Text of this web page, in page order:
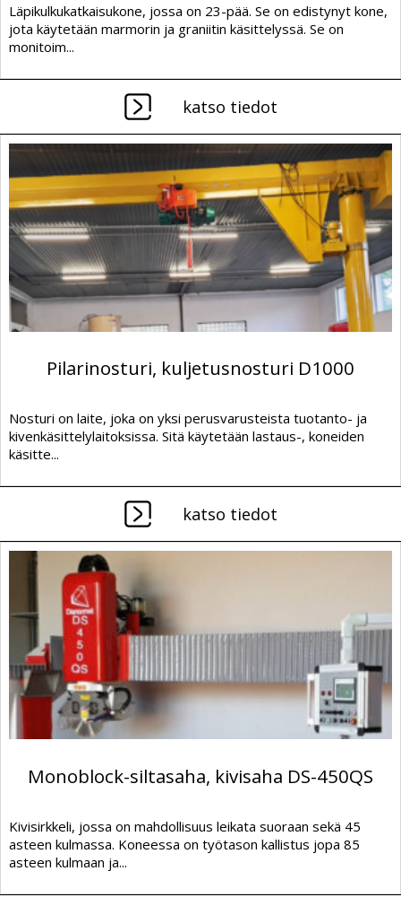
Läpikulkukatkaisukone, jossa on 23-pää. Se on edistynyt kone,
jota käytetään marmorin ja graniitin käsittelyssä. Se on
monitoim...
katso tiedot
Pilarinosturi, kuljetusnosturi D1000
Nosturi on laite, joka on yksi perusvarusteista tuotanto- ja
kivenkäsittelylaitoksissa. Sitä käytetään lastaus-, koneiden
käsitte...
katso tiedot
Monoblock-siltasaha, kivisaha DS-450QS
Kivisirkkeli, jossa on mahdollisuus leikata suoraan sekä 45
asteen kulmassa. Koneessa on työtason kallistus jopa 85
asteen kulmaan ja...